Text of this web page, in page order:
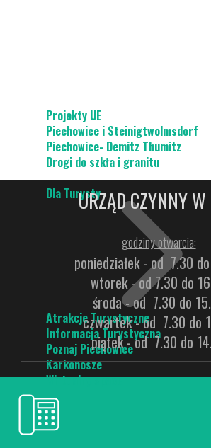
Projekty UE
Piechowice i Steinigtwolmsdorf
Piechowice- Demitz Thumitz
Drogi do szkła i granitu
Dla Turysty
Atrakcje Turystyczne
Informacja Turystyczna
Poznaj Piechowice
Karkonosze
Wirtualny spacer
URZĄD CZYNNY
godziny otwarcia:
poniedziałek - od 7.30
wtorek - od 7.30 do
środa - od 7.30 do
czwartek - od 7.30 do
piątek - od 7.30 do